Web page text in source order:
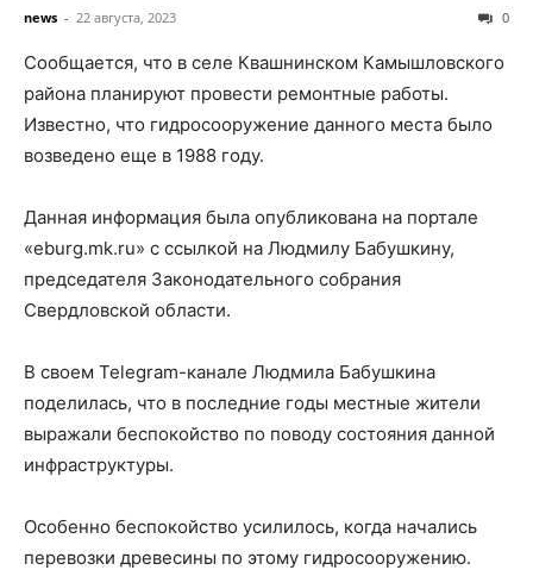
news - 22 августа, 2023 0
Сообщается, что в селе Квашнинском Камышловского
района планируют провести ремонтные работы.
Известно, что гидросооружение данного места было
возведено еще в 1988 году.
Данная информация была опубликована на портале
«eburg.mk.ru» с ссылкой на Людмилу Бабушкину,
председателя Законодательного собрания
Свердловской области.
В своем Telegram-канале Людмила Бабушкина
поделилась, что в последние годы местные жители
выражали беспокойство по поводу состояния данной
инфраструктуры.
Особенно беспокойство усилилось, когда начались
перевозки древесины по этому гидросооружению.